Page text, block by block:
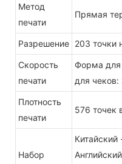
Метод
печати
Прямая
Разрешение 203 точки
Скорость
печати
Форма для
для
Плотность
печати
576 точек
Набор
Китайский